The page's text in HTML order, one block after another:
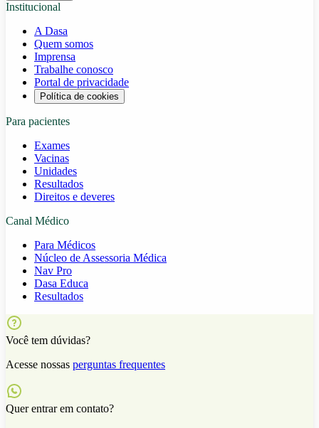
Institucional
A Dasa
Quem somos
Imprensa
Trabalhe conosco
Portal de privacidade
Política de cookies
Para pacientes
Exames
Vacinas
Unidades
Resultados
Direitos e deveres
Canal Médico
Para Médicos
Núcleo de Assessoria Médica
Nav Pro
Dasa Educa
Resultados
Você tem dúvidas?
Acesse nossas perguntas frequentes
Quer entrar em contato?